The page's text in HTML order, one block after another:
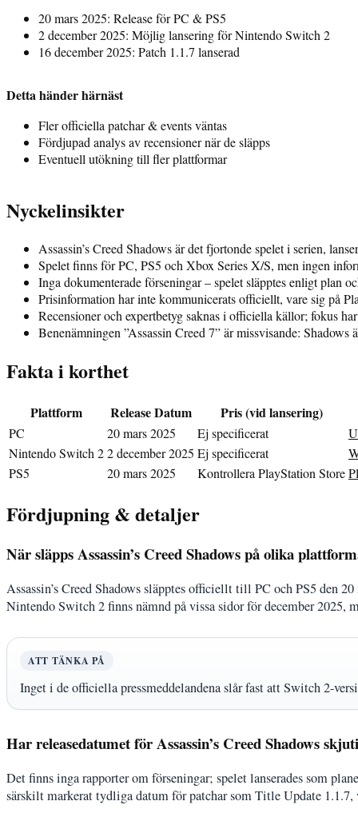
20 mars 2025: Release för PC & PS5
2 december 2025: Möjlig lansering för Nintendo Switch 2
16 december 2025: Patch 1.1.7 lanserad
Detta händer härnäst
Fler officiella patchar & events väntas
Fördjupad analys av recensioner när de släpps
Eventuell utökning till fler plattformar
Nyckelinsikter
Assassin’s Creed Shadows är det fjortonde spelet i serien,
Spelet finns för PC, PS5 och Xbox Series X/S, men ingen
Inga dokumenterade förseningar – spelet släpptes enligt plan
Prisinformation har inte kommunicerats officiellt, vare sig på
Recensioner och expertbetyg saknas i officiella källor; fokus
Benenämningen ”Assassin Creed 7” är missvisande: Shadows
Fakta i korthet
Plattform Release Datum Pris (vid lansering)
PC 20 mars 2025 Ej specificerat
Nintendo Switch 22 december 2025 Ej specificerat
PS5
20 mars 2025 Kontrollera PlayStation Store
Fördjupning & detaljer
När släpps Assassin’s Creed Shadows på olika
Assassin’s Creed Shadows släpptes officiellt till PC och PS5 den
Nintendo Switch 2 finns nämnd på vissa sidor för december 2025,
ATT TÄNKA PÅ
Inget i de officiella pressmeddelandena slår fast att Switch 2-
Har releasedatumet för Assassin’s Creed Shadows
Det finns inga rapporter om förseningar; spelet lanserades som
särskilt markerat tydliga datum för patchar som Title Update